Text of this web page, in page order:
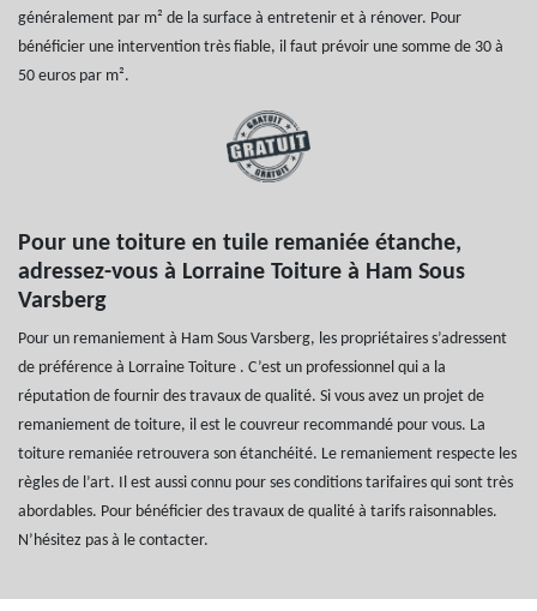
généralement par m² de la surface à entretenir et à rénover. Pour
bénéficier une intervention très fiable, il faut prévoir une somme de 30 à
50 euros par m².
Pour une toiture en tuile remaniée étanche,
adressez-vous à Lorraine Toiture à Ham Sous
Varsberg
Pour un remaniement à Ham Sous Varsberg, les propriétaires s’adressent
de préférence à Lorraine Toiture . C’est un professionnel qui a la
réputation de fournir des travaux de qualité. Si vous avez un projet de
remaniement de toiture, il est le couvreur recommandé pour vous. La
toiture remaniée retrouvera son étanchéité. Le remaniement respecte les
règles de l’art. Il est aussi connu pour ses conditions tarifaires qui sont très
abordables. Pour bénéficier des travaux de qualité à tarifs raisonnables.
N’hésitez pas à le contacter.